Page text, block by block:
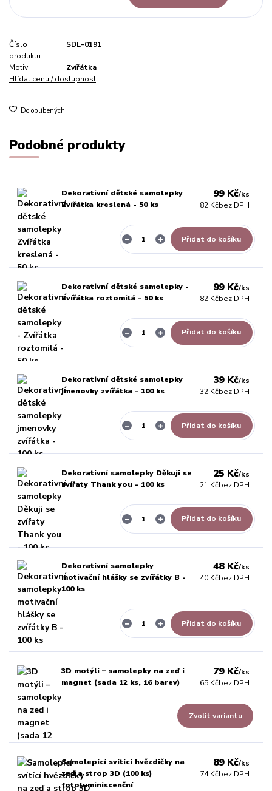
Číslo
produktu:
SDL-0191
Motiv:
Zvířátka
Hlídat cenu / dostupnost
Do oblíbených
Podobné produkty
Dekorativní dětské samolepky
Zvířátka kreslená - 50 ks
99 Kč/ks
82 Kčbez DPH
Přidat do košíku
Dekorativní dětské samolepky -
Zvířátka roztomilá - 50 ks
99 Kč/ks
82 Kčbez DPH
Přidat do košíku
Dekorativní dětské samolepky
jmenovky zvířátka - 100 ks
39 Kč/ks
32 Kčbez DPH
Přidat do košíku
Dekorativní samolepky Děkuji se
zvířaty Thank you - 100 ks
25 Kč/ks
21 Kčbez DPH
Přidat do košíku
Dekorativní samolepky
motivační hlášky se zvířátky B -
100 ks
48 Kč/ks
40 Kčbez DPH
Přidat do košíku
3D motýli – samolepky na zeď i
magnet (sada 12 ks, 16 barev)
79 Kč/ks
65 Kčbez DPH
Zvolit variantu
Samolepící svítící hvězdičky na
zeď a strop 3D (100 ks)
fotoluminiscenční
89 Kč/ks
74 Kčbez DPH